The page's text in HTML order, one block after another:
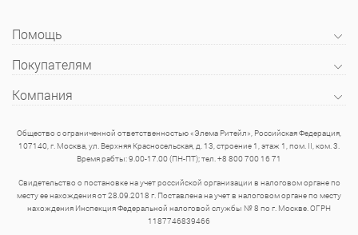
Помощь
Покупателям
Компания
Общество с ограниченной ответственностью «Элема Ритейл», Российская Федерация,
107140, г. Москва, ул. Верхняя Красносельская, д. 13, строение 1, этаж 1, пом. II, ком. 3.
Время рабты: 9.00-17.00 (ПН-ПТ); тел. +8 800 700 16 71
Свидетельство о постановке на учет российской организации в налоговом органе по
месту ее нахождения от 28.09.2018 г. Поставлена на учет в налоговом органе по месту
нахождения Инспекция Федеральной налоговой службы № 8 по г. Москве. ОГРН
1187746839466